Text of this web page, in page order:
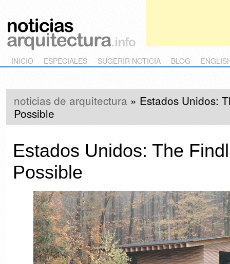
Main menu
Skip to primary content
Skip to secondary content
INICIO ESPECIALES SUGERIR NOTICIA BLOG
noticias de arquitectura » Estados Unidos:
Possible
Estados Unidos: The
Possible